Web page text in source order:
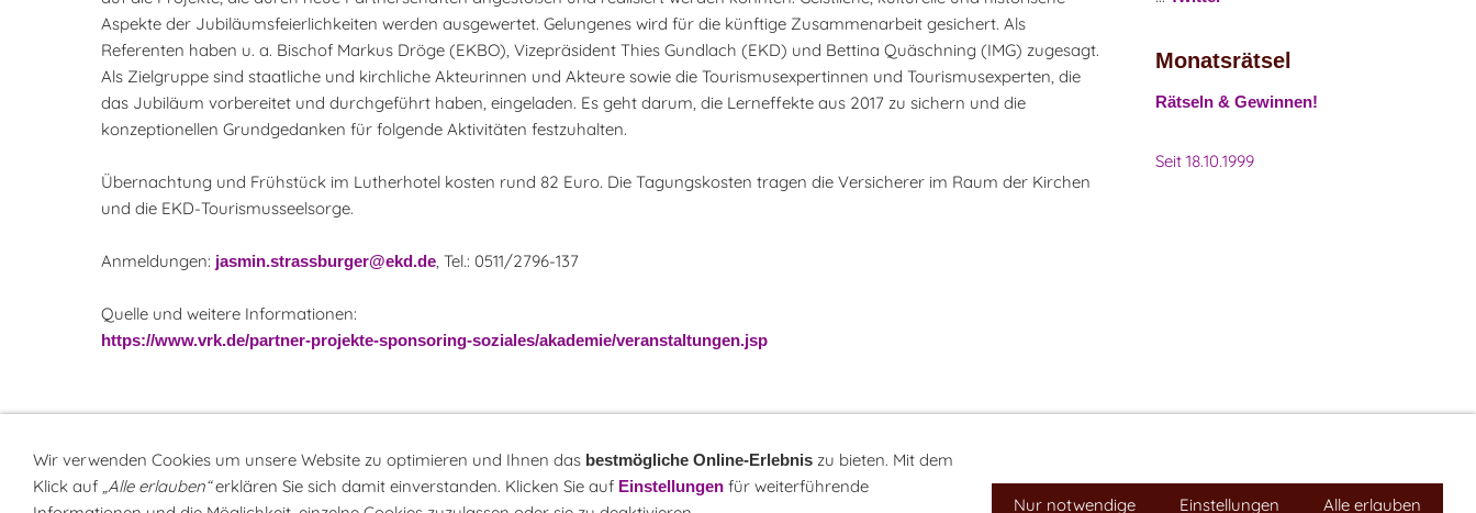
Aspekte der Jubiläumsfeierlichkeiten werden ausgewertet. Gelungenes wird für die künftige Zusammenarbeit gesichert. Als
Referenten haben u. a. Bischof Markus Dröge (EKBO), Vizepräsident Thies Gundlach (EKD) und Bettina Quäschning (IMG) zugesagt.
Als Zielgruppe sind staatliche und kirchliche Akteurinnen und Akteure sowie die Tourismusexpertinnen und Tourismusexperten, die
das Jubiläum vorbereitet und durchgeführt haben, eingeladen. Es geht darum, die Lerneffekte aus 2017 zu sichern und die
konzeptionellen Grundgedanken für folgende Aktivitäten festzuhalten.
Übernachtung und Frühstück im Lutherhotel kosten rund 82 Euro. Die Tagungskosten tragen die Versicherer im Raum der Kirchen
und die EKD-Tourismusseelsorge.
Anmeldungen: jasmin.strassburger@ekd.de, Tel.: 0511/2796-137
Quelle und weitere Informationen:
https://www.vrk.de/partner-projekte-sponsoring-soziales/akademie/veranstaltungen.jsp
Monatsrätsel
Rätseln & Gewinnen!
Seit 18.10.1999
Sitemap NEWSletterLINK-Hinweis DisclaimerDatenschutzerklärung ImpressumCookies
Wir verwenden Cookies um unsere Website zu optimieren und Ihnen das bestmögliche Online-Erlebnis zu bieten. Mit dem
Klick auf „Alle erlauben“erklären Sie sich damit einverstanden. Klicken Sie auf Einstellungen für weiterführende
Nur notwendige Einstellungen Alle erlauben